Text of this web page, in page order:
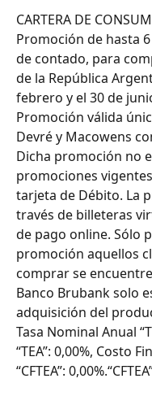
CARTERA DE
Promoción de hasta
de contado, para
de la República
febrero y el 30 de
Promoción válida
Devré y Macowens
Dicha promoción no
promociones
tarjeta de Débito. La
través de billeteras
de pago online. Sólo
promoción aquellos
comprar se
Banco Brubank solo
adquisición del
Tasa Nominal Anual
“TEA”: 0,00%, Costo
“CFTEA”: